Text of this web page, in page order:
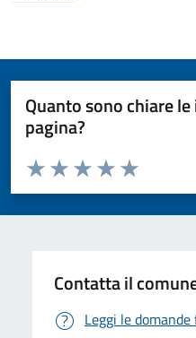
Quanto sono chiare
pagina?
Valuta da 1 a 5 stelle la pagina
Valuta 5
Valuta 4 stelle
Valuta 3 stelle su 5
Valuta 2 stelle su 5
Valuta 1 stelle su 5
Contatta il
Leggi le